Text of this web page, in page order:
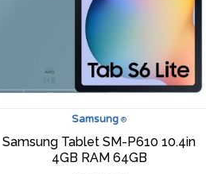
Samsung ®
Samsung Tablet SM-P610 10.4in
4GB RAM 64GB